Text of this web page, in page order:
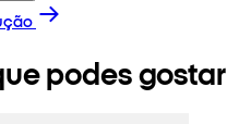
podes gostar